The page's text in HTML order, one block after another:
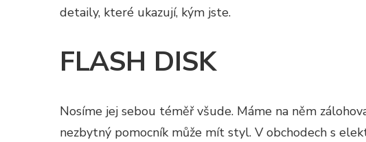
detaily, které ukazují, kým jste.
FLASH DISK
Nosíme jej sebou téměř všude. Máme na něm
nezbytný pomocník může mít styl. V obchodech s